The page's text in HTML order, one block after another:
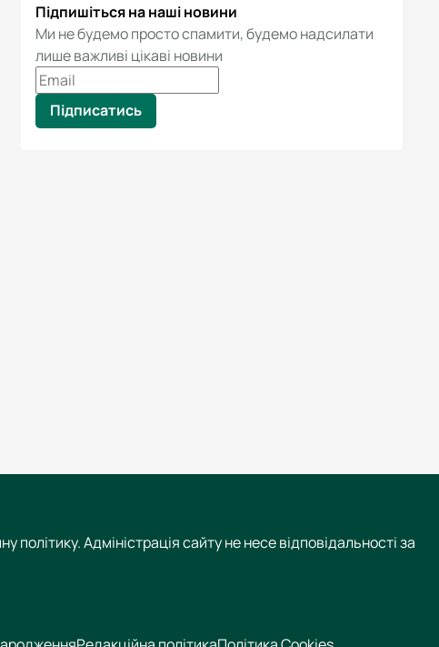
Підпишіться на наші новини
Ми не будемо просто спамити, будемо надсилати
лише важливі цікаві новини
Підписатись
Адміністрація сайту не несе відповідальності за